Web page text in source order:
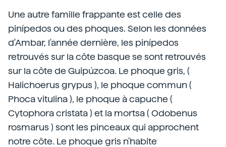
Une autre famille frappante est celle des
pinípedos ou des phoques. Selon les données
d'Ambar, l'année dernière, les pinípedos
retrouvés sur la côte basque se sont retrouvés
sur la côte de Guipúzcoa. Le phoque gris, (
Halichoerus grypus ), le phoque commun (
Phoca vitulina ), le phoque à capuche (
Cytophora cristata ) et la mortsa ( Odobenus
rosmarus ) sont les pinceaux qui approchent
notre côte. Le phoque gris n'habite